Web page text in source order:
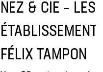
NEZ & CIE – LES
FÉLIX TAMPON